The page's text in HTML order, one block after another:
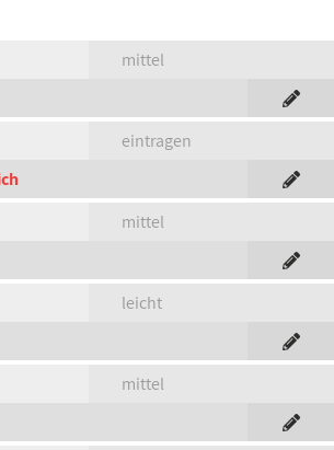
mittel
eintragen
mittel
leicht
mittel